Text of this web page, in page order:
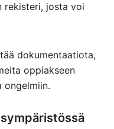
rekisteri, josta voi
dokumentaatiota,
oppiakseen
ongelmiin.